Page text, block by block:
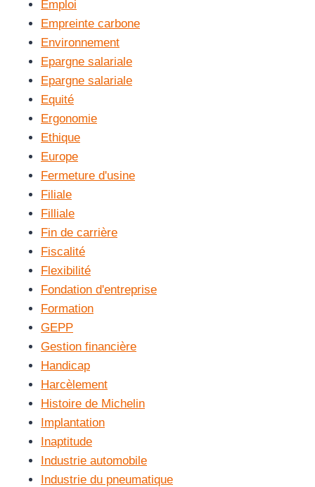
Emploi
Empreinte carbone
Environnement
Epargne salariale
Epargne salariale
Equité
Ergonomie
Ethique
Europe
Fermeture d'usine
Filiale
Filliale
Fin de carrière
Fiscalité
Flexibilité
Fondation d'entreprise
Formation
GEPP
Gestion financière
Handicap
Harcèlement
Histoire de Michelin
Implantation
Inaptitude
Industrie automobile
Industrie du pneumatique